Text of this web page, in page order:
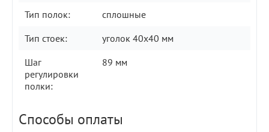
Тип полок:
сплошные
Тип стоек:
уголок 40х40 мм
Шаг
регулировки
полки:
89 мм
Способы оплаты